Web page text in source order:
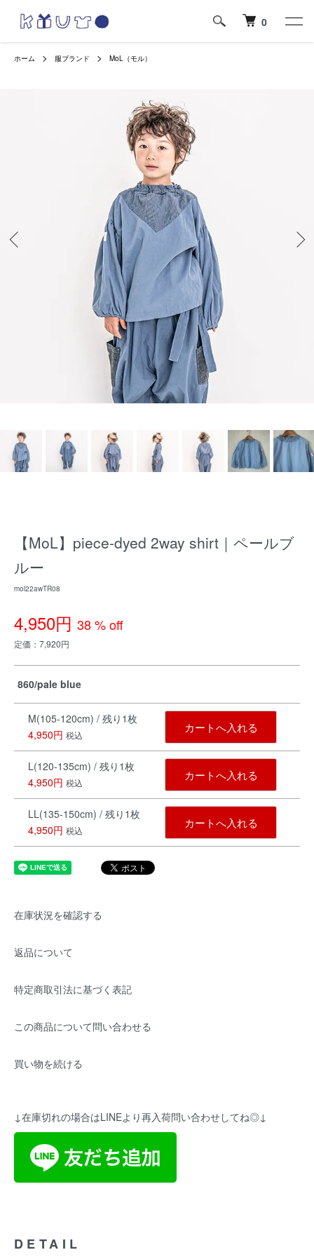
0
ホーム 服ブランド MoL（モル）
【MoL】piece-dyed 2way shirt｜ペールブ
ルー
mol22awTR08
4,950円 38 % off
定価：7,920円
860/pale blue
M(105-120cm) / 残り1枚
4,950円 税込
カートへ入れる
L(120-135cm) / 残り1枚
4,950円 税込
カートへ入れる
LL(135-150cm) / 残り1枚
4,950円 税込
カートへ入れる
在庫状況を確認する
返品について
特定商取引法に基づく表記
この商品について問い合わせる
買い物を続ける
↓在庫切れの場合はLINEより再入荷問い合わせしてね◎↓
DETAIL